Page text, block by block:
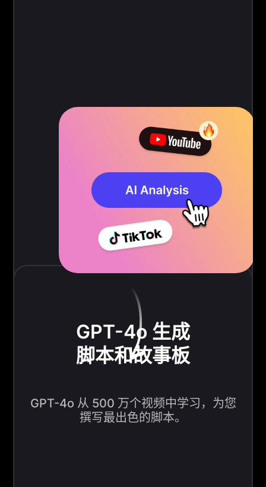
GPT-4o 生成
脚本和故事板
GPT-4o 从 500 万个视频中学习，为您
撰写最出色的脚本。